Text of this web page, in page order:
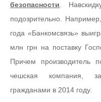
безопасности.
подозрительно.
года «Банкомсвязь»
млн грн на поставку
Причем производитель
чешская компания,
гражданами в 2014 году.